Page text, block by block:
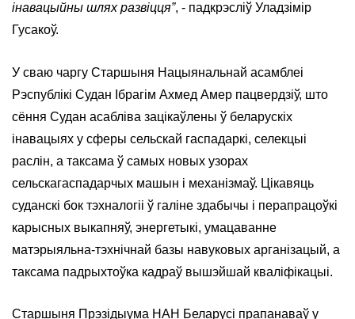
інавацыйны шлях развіцця”, - падкрэсліў Уладзімір
Гусакоў.
У сваю чаргу Старшыня Нацыянальнай асамблеі
Рэспублікі Судан Ібрагім Ахмед Амер пацвердзіў, што
сёння Судан асабліва зацікаўлены ў беларускіх
інавацыях у сферы сельскай гаспадаркі, селекцыі
раслін, а таксама ў самых новых узорах
сельскагаспадарчых машын і механізмаў. Цікавяць
суданскі бок тэхналогіі ў галіне здабычы і перапрацоўкі
карысных выкапняў, энергетыкі, умацаванне
матэрыяльна-тэхнічнай базы навуковых арганізацый, а
таксама падрыхтоўка кадраў вышэйшай кваліфікацыі.
Старшыня Прэзідыума НАН Беларусі прапанаваў у